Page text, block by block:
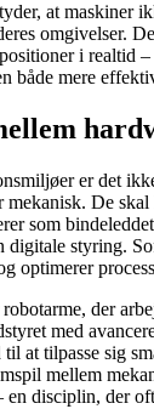
at maskiner
omgivelser.
i realtid
både mere
er det
mekanisk. De
som
digitale styring.
optimerer
der
med
til at tilpasse sig
mellem
en disciplin, der